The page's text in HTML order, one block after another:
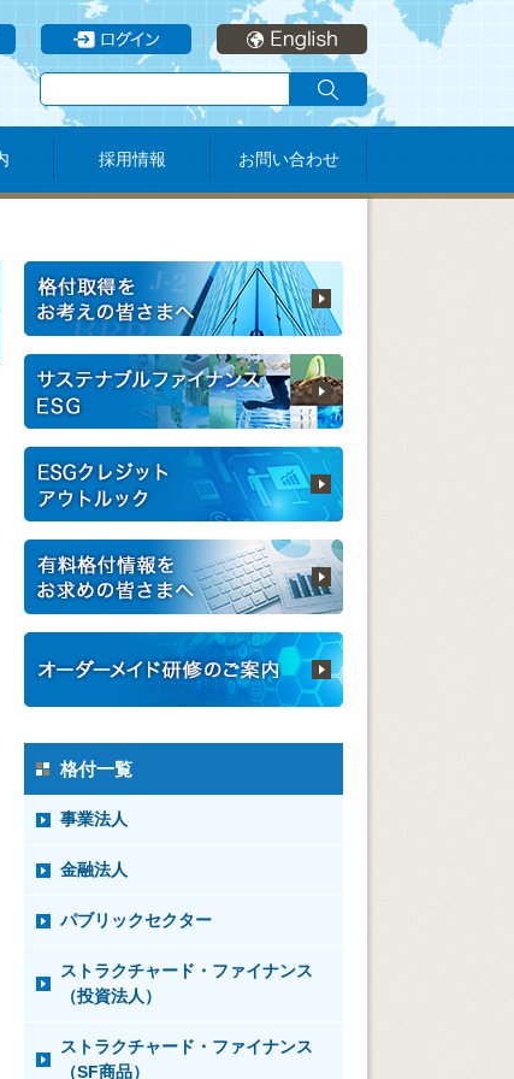
採用情報 お問い合わせ
格付一覧
事業法人
金融法人
パブリックセクター
ストラクチャード・ファイナンス
（投資法人）
ストラクチャード・ファイナンス
（SF商品）